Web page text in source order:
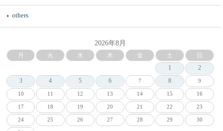
others
2026年8月
月 火 水 木 金 土
日
1
2
3
4 5 6 7 8 9
10 11 12 13 14 15 16
17 18 19 20 21 22 23
24 25 26 27 28 29 30